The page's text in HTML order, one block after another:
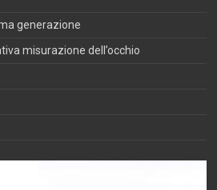
generazione
misurazione dell’occhio